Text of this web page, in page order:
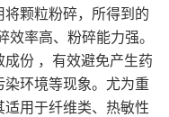
颗粒粉碎，所得到的
效率高、粉碎能力强。
份 ，有效避免产生药
环境等现象。尤为重
用于纤维类、热敏性